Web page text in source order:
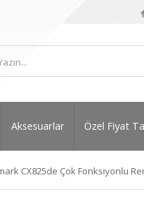
Aksesuarlar Özel Fiyat
CX825de Çok Fonksiyonlu